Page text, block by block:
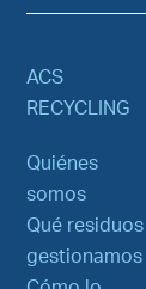
ACS
RECYCLING
Quiénes
somos
Qué residuos
gestionamos